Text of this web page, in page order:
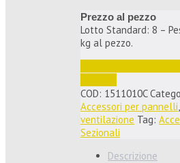
Prezzo al pezzo
Lotto Standard: 8 –
kg al pezzo.
COD: 1511010C
Accessori per pannelli,
ventilazione Tag:
Sezionali
Descrizione